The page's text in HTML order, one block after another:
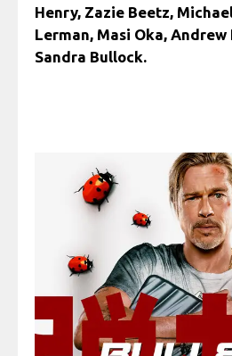
Henry, Zazie Beetz,
Lerman, Masi Oka, Andrew
Sandra Bullock.